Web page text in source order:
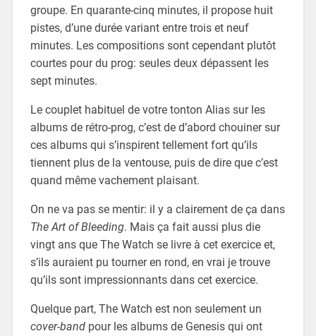
groupe. En quarante-cinq minutes, il propose huit
pistes, d’une durée variant entre trois et neuf
minutes. Les compositions sont cependant plutôt
courtes pour du prog: seules deux dépassent les
sept minutes.
Le couplet habituel de votre tonton Alias sur les
albums de rétro-prog, c’est de d’abord chouiner sur
ces albums qui s’inspirent tellement fort qu’ils
tiennent plus de la ventouse, puis de dire que c’est
quand même vachement plaisant.
On ne va pas se mentir: il y a clairement de ça dans
The Art of Bleeding. Mais ça fait aussi plus die
vingt ans que The Watch se livre à cet exercice et,
s’ils auraient pu tourner en rond, en vrai je trouve
qu’ils sont impressionnants dans cet exercice.
Quelque part, The Watch est non seulement un
cover-bandpour les albums de Genesis qui ont